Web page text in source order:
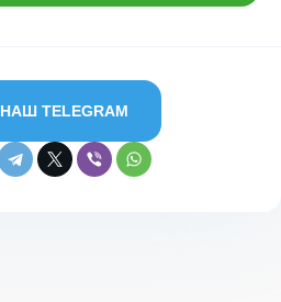
НАШ TELEGRAM